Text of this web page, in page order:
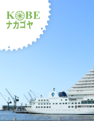
ルショップ